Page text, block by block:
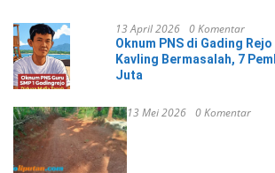
13 April 2026 0 Komentar
Oknum PNS di Gading
Kavling Bermasalah, 7
Juta
13 Mei 2026 0 Komentar